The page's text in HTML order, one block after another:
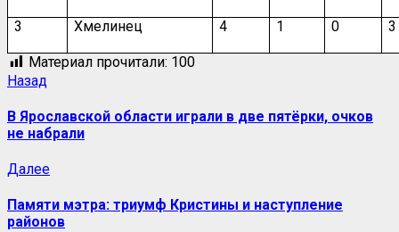
3 Хмелинец 4 1 0 3
Материал прочитали: 100
Навигация
записи
Назад
В Ярославской области играли в две пятёрки, очков
не набрали
ДалееСледующая
Памяти мэтра: триумф Кристины и наступление
районов